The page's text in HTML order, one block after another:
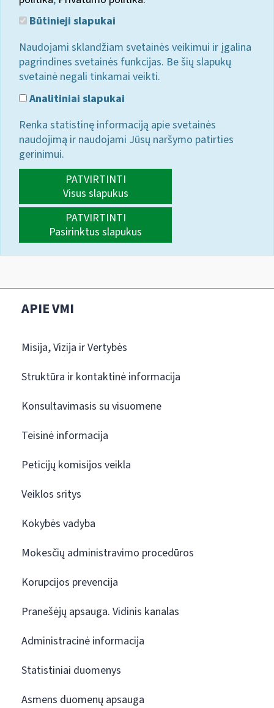
Būtinieji slapukai
Naudojami sklandžiam svetainės veikimui ir įgalina
pagrindines svetainės funkcijas. Be šių slapukų
svetainė negali tinkamai veikti.
Analitiniai slapukai
Renka statistinę informaciją apie svetainės
naudojimą ir naudojami Jūsų naršymo patirties
gerinimui.
PATVIRTINTI
Visus slapukus
PATVIRTINTI
Pasirinktus slapukus
APIE VMI
Misija, Vizija ir Vertybės
Struktūra ir kontaktinė informacija
Konsultavimasis su visuomene
Teisinė informacija
Peticijų komisijos veikla
Veiklos sritys
Kokybės vadyba
Mokesčių administravimo procedūros
Korupcijos prevencija
Pranešėjų apsauga. Vidinis kanalas
Administracinė informacija
Statistiniai duomenys
Asmens duomenų apsauga